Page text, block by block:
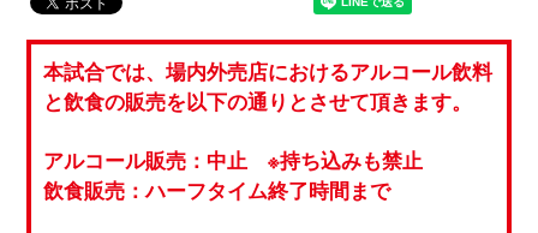
本試合では、場内外売店におけるアルコール飲料
と飲食の販売を以下の通りとさせて頂きます。
アルコール販売：中止 ※持ち込みも禁止
飲食販売：ハーフタイム終了時間まで